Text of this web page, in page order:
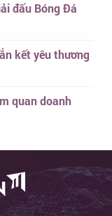
đấu Bóng Đá
kết yêu thương
quan doanh